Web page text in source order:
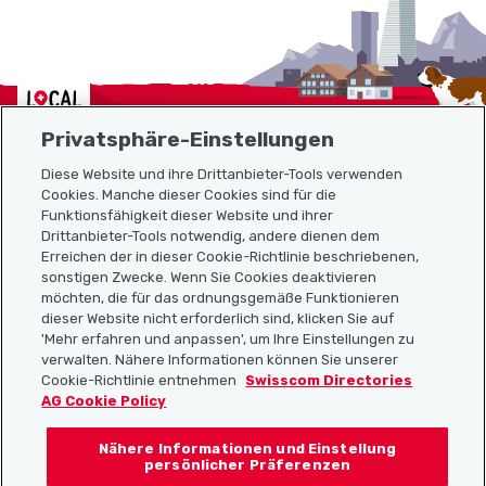
Localcities
Sitemap
Nützliche Links
Localcities App herunterladen
Folgt uns auf:
Privatsphäre-Einstellungen
Diese Website und ihre Drittanbieter-Tools verwenden
Cookies. Manche dieser Cookies sind für die
Funktionsfähigkeit dieser Website und ihrer
Drittanbieter-Tools notwendig, andere dienen dem
Erreichen der in dieser Cookie-Richtlinie beschriebenen,
sonstigen Zwecke. Wenn Sie Cookies deaktivieren
möchten, die für das ordnungsgemäße Funktionieren
dieser Website nicht erforderlich sind, klicken Sie auf
'Mehr erfahren und anpassen', um Ihre Einstellungen zu
verwalten. Nähere Informationen können Sie unserer
Cookie-Richtlinie entnehmen
Swisscom Directories
AG Cookie Policy
Nähere Informationen und Einstellung
persönlicher Präferenzen